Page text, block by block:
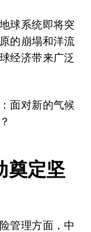
球系统即将突
的崩塌和洋流
经济带来广泛
面对新的气候
奠定坚
管理方面，中